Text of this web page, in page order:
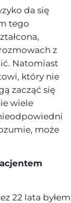
da się
tego
z
Natomiast
który nie
zacząć się
wiele
może
22 lata byłem